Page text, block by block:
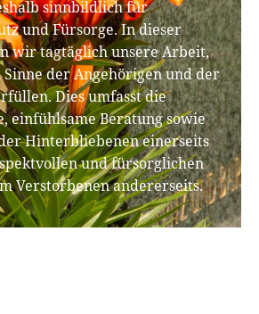
sinnbildlich für
und Fürsorge. In dieser
wir tagtäglich unsere Arbeit,
der Angehörigen und der
Dies umfasst die
einfühlsame Beratung sowie
Hinterbliebenen einerseits
und fürsorglichen
Verstorbenen andererseits.